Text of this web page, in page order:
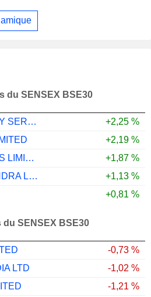
du SENSEX BSE30
TATA CONSULTANCY SERVICES LTD.
+2,25 %
+2,19 %
HCL TECHNOLOGIES LIMITED
+1,87 %
MAHINDRA & MAHINDRA LIMITED
+1,13 %
+0,81 %
SENSEX BSE30
-0,73 %
LTD
-1,02 %
-1,21 %